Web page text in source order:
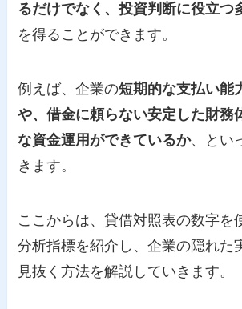
るだけでなく、投資判断に役立つ
を得ることができます。
例えば、企業の短期的な支払い能
や、借金に頼らない安定した財務
な資金運用ができているか、とい
きます。
ここからは、貸借対照表の数字を
分析指標を紹介し、企業の隠れた
見抜く方法を解説していきます。